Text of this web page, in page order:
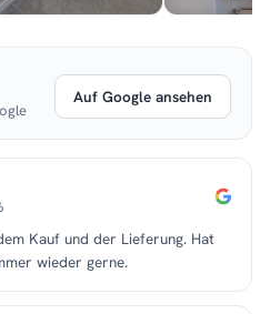
Auf Google ansehen
Kauf und der Lieferung. Hat
wieder gerne.